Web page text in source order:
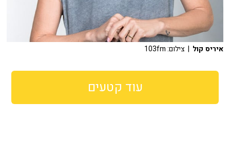
איריס קול | צילום: 103fm
עוד קטעים